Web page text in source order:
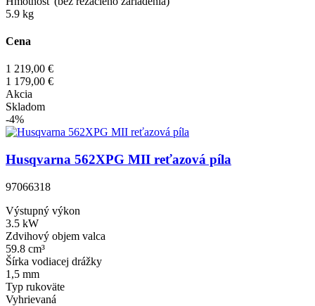
5.9 kg
Cena
1 219,00 €
1 179,00 €
Akcia
Skladom
-4%
Husqvarna 562XPG MII reťazová píla
97066318
Výstupný výkon
3.5 kW
Zdvihový objem valca
59.8 cm³
Šírka vodiacej drážky
1,5 mm
Typ rukoväte
Vyhrievaná